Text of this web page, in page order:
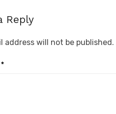
Reply
address will not be published.
*